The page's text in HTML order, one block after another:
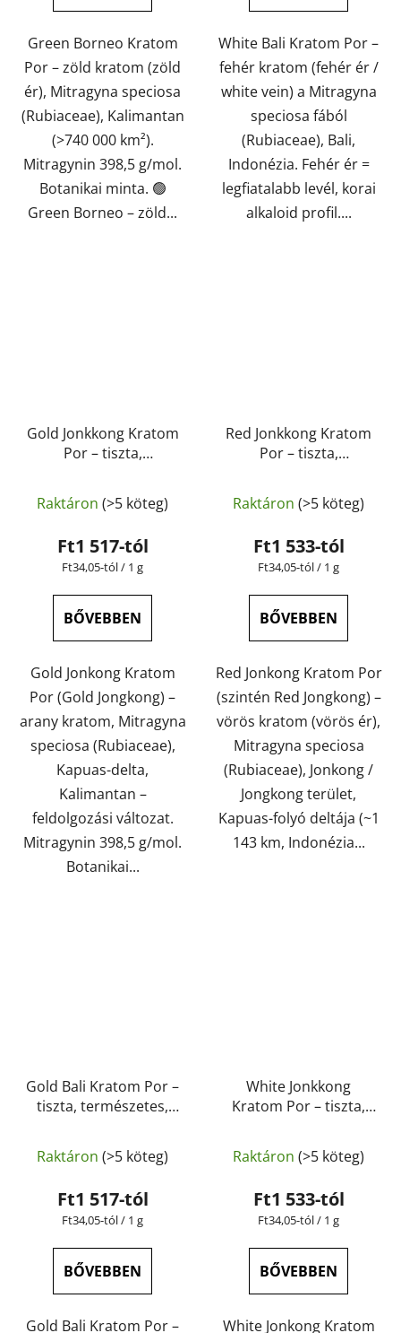
Green Borneo Kratom
Por – zöld kratom (zöld
ér), Mitragyna speciosa
(Rubiaceae), Kalimantan
(>740 000 km²).
Mitragynin 398,5 g/mol.
Botanikai minta. 🟢
Green Borneo – zöld...
White Bali Kratom Por –
fehér kratom (fehér ér /
white vein) a Mitragyna
speciosa fából
(Rubiaceae), Bali,
Indonézia. Fehér ér =
legfiatalabb levél, korai
alkaloid profil....
Gold Jonkkong Kratom
Por – tiszta,
laboratóriumban
tesztelt | GreenGuru
Raktáron (>5 köteg)
Ft1 517-tól
Egységár:
Ft34,05-tól / 1 g
BŐVEBBEN
Gold Jonkong Kratom
Por (Gold Jongkong) –
arany kratom, Mitragyna
speciosa (Rubiaceae),
Kapuas-delta,
Kalimantan –
feldolgozási változat.
Mitragynin 398,5 g/mol.
Botanikai...
Red Jonkkong Kratom
Por – tiszta,
laboratóriumban
tesztelt | GreenGuru
Raktáron (>5 köteg)
Ft1 533-tól
Egységár:
Ft34,05-tól / 1 g
BŐVEBBEN
Red Jonkong Kratom Por
(szintén Red Jongkong) –
vörös kratom (vörös ér),
Mitragyna speciosa
(Rubiaceae), Jonkong /
Jongkong terület,
Kapuas-folyó deltája (~1
143 km, Indonézia...
Gold Bali Kratom Por –
tiszta, természetes,
tesztelt | GreenGuru
termék
átlagos
értékelése
ből
Raktáron (>5 köteg)
Ft1 517-tól
Egységár:
Ft34,05-tól / 1 g
BŐVEBBEN
Gold Bali Kratom Por –
White Jonkkong
Kratom Por – tiszta,
laboratóriumban
tesztelt | GreenGuru
termék
átlagos
értékelése
ből
Raktáron (>5 köteg)
Ft1 533-tól
Egységár:
Ft34,05-tól / 1 g
BŐVEBBEN
White Jonkong Kratom